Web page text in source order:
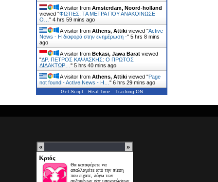
A visitor from Amsterdam, Noord-holland
viewed "ΦΩΤΙΕΣ: ΤΑ ΜΕΤΡΑ ΠΟΥ ΑΝΑΚΟΙΝΩΣΕ
Ο… " 4 hrs 59 mins ago
A visitor from Athens, Attiki viewed "Active
News - Η διαφορά στην ενημέρωση -" 5 hrs 8 mins
ago
A visitor from Bekasi, Jawa Barat viewed
"ΔΡ. ΠΕΤΡΟΣ ΚΑΨΑΣΚΗΣ: Ο ΠΡΩΤΟΣ
ΔΙΔΑΚΤΩΡ… " 5 hrs 40 mins ago
A visitor from Athens, Attiki viewed "Page
not found - Active News - Η… " 6 hrs 29 mins ago
Get Script Real Time Tracking ON